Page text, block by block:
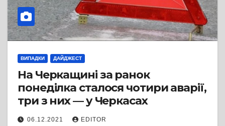
ВИПАДКИ ДАЙДЖЕСТ
На Черкащині за ранок
понеділка сталося чотири аварії,
три з них — у Черкасах
06.12.2021 EDITOR